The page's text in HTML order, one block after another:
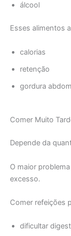
álcool
Esses alimentos
calorias
retenção
gordura
Comer Muito
Depende da
O maior
excesso.
Comer refeições
dificultar